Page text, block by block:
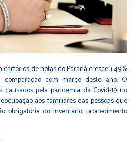
de notas do Paraná cresceu 49%
com março deste ano. O
pela pandemia da Covid-19 no
aos familiares das pessoas que
obrigatória do inventário, procedimento